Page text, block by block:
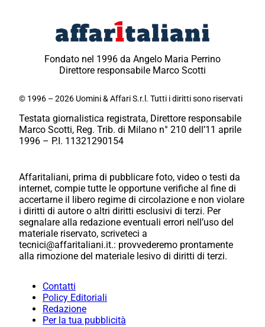
Fondato nel 1996 da Angelo Maria Perrino
Direttore responsabile Marco Scotti
© 1996 – 2026 Uomini & Affari S.r.l. Tutti i diritti sono riservati
Testata giornalistica registrata, Direttore responsabile
Marco Scotti, Reg. Trib. di Milano n° 210 dell’11 aprile
1996 – P.I. 11321290154
Affaritaliani, prima di pubblicare foto, video o testi da
internet, compie tutte le opportune verifiche al fine di
accertarne il libero regime di circolazione e non violare
i diritti di autore o altri diritti esclusivi di terzi. Per
segnalare alla redazione eventuali errori nell’uso del
materiale riservato, scriveteci a
tecnici@affaritaliani.it.: provvederemo prontamente
alla rimozione del materiale lesivo di diritti di terzi.
Contatti
Policy Editoriali
Redazione
Per la tua pubblicità